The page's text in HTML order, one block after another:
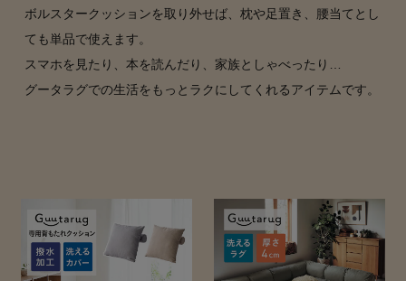
ボルスタークッションを取り外せば、枕や足置き、腰当てとし
ても単品で使えます。
スマホを見たり、本を読んだり、家族としゃべったり…
グータラグでの生活をもっとラクにしてくれるアイテムです。